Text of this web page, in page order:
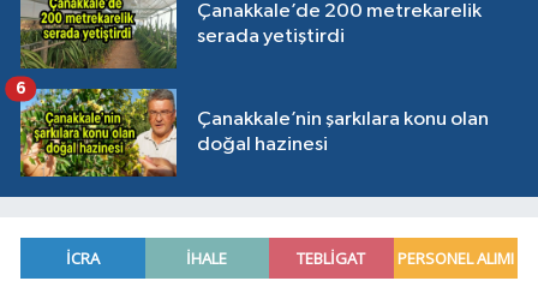
Çanakkale’de 200 metrekarelik
serada yetiştirdi
Çanakkale’nin şarkılara konu olan
doğal hazinesi
6